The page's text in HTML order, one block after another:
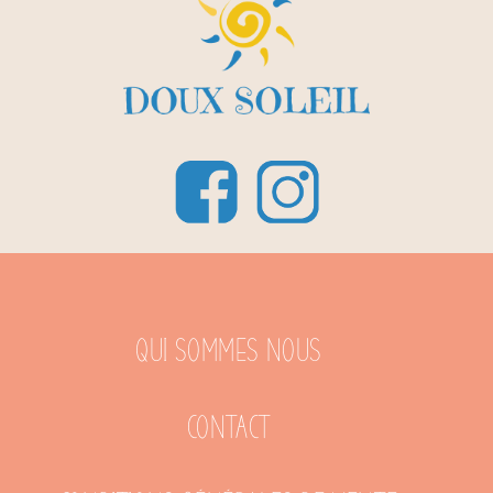
Qui sommes nous
Contact